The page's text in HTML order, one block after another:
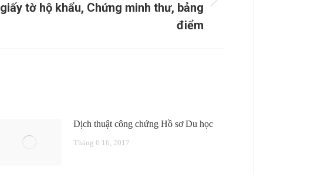
Next
giấy tờ hộ khẩu, Chứng minh thư, bảng
điểm
Dịch thuật công chứng Hồ sơ Du học
Tháng 6 16, 2017